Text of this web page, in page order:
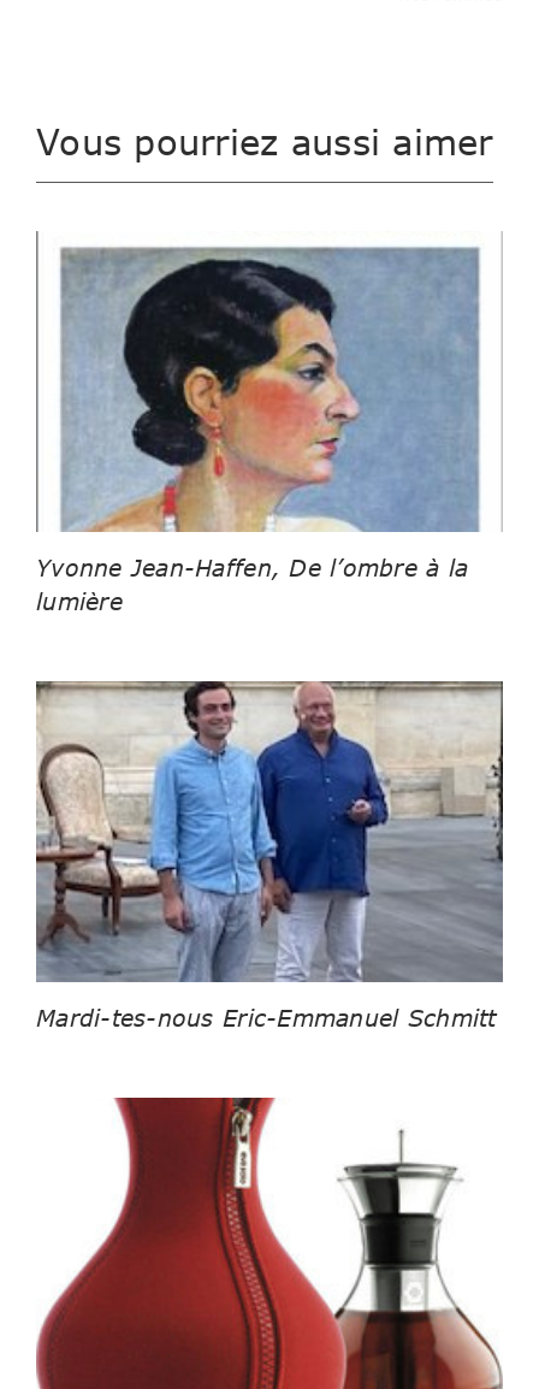
Vous pourriez aussi aimer
Yvonne Jean-Haffen, De l’ombre à la
lumière
Mardi-tes-nous Eric-Emmanuel Schmitt